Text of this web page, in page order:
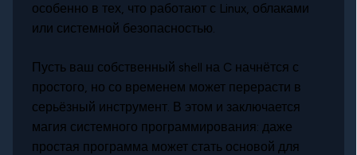
особенно в тех, что работают с Linux, облаками
или системной безопасностью.
Пусть ваш собственный shell на C начнётся с
простого, но со временем может перерасти в
серьёзный инструмент. В этом и заключается
магия системного программирования: даже
простая программа может стать основой для